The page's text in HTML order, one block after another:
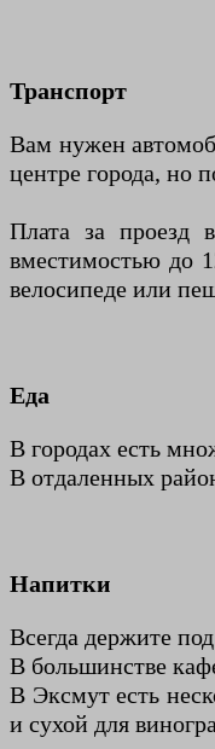
Транспорт
Вам нужен
центре города, но
Плата за проезд
вместимостью до
велосипеде или
Еда
В городах есть
В отдаленных
Напитки
Всегда держите
В большинстве
В Эксмут есть
и сухой для